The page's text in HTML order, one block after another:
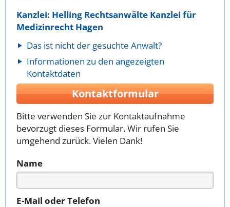
Kanzlei: Helling Rechtsanwälte Kanzlei für
Medizinrecht Hagen
Das ist nicht der gesuchte Anwalt?
Informationen zu den angezeigten
Kontaktdaten
Kontaktformular
Bitte verwenden Sie zur Kontaktaufnahme
bevorzugt dieses Formular. Wir rufen Sie
umgehend zurück. Vielen Dank!
Name
E-Mail oder Telefon